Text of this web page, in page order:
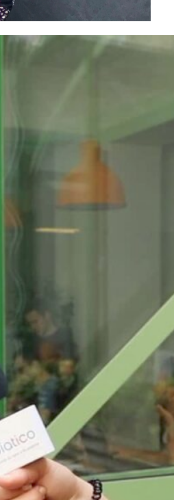
VOUS À LA
par e-mail :
mails pour confirmer
INITIATIVES
: pour ses 10 ans, une
la ville par son